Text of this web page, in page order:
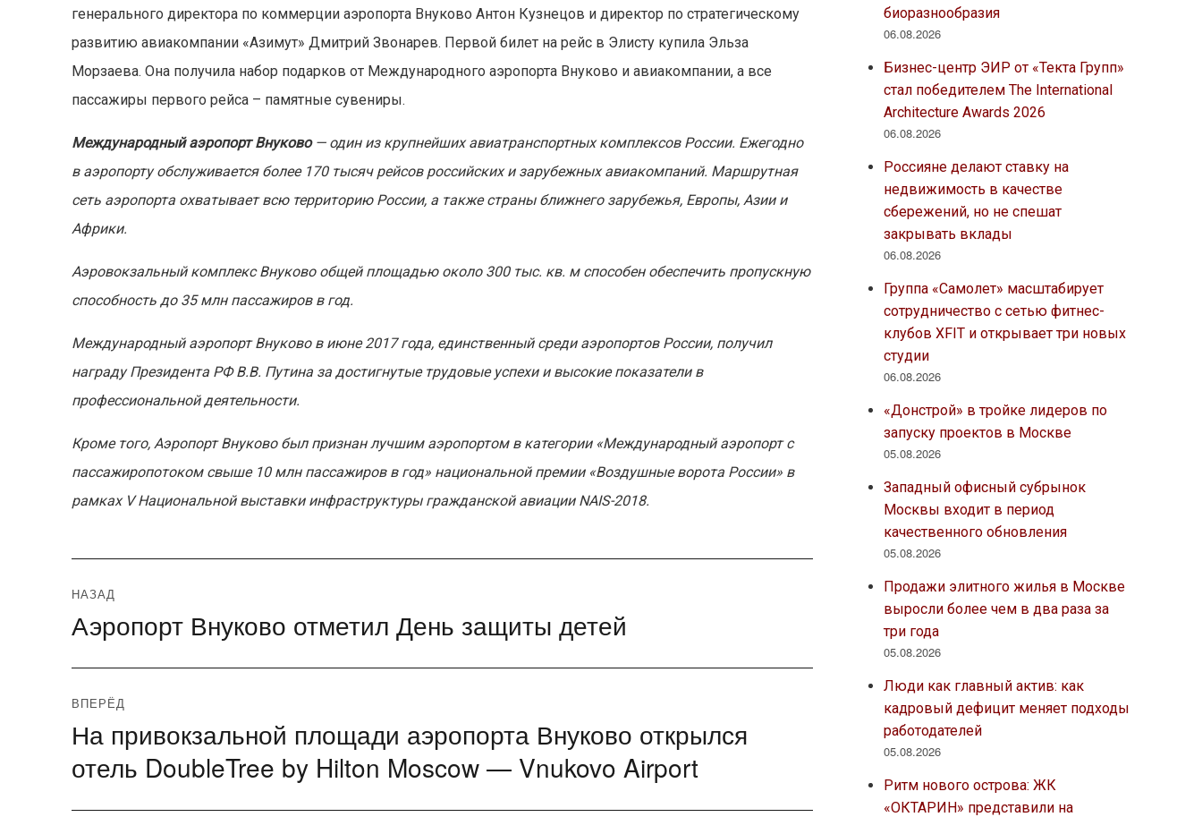
генерального директора по коммерции аэропорта Внуково Антон Кузнецов и директор по стратегическому
развитию авиакомпании «Азимут» Дмитрий Звонарев. Первой билет на рейс в Элисту купила Эльза
Морзаева. Она получила набор подарков от Международного аэропорта Внуково и авиакомпании, а все
пассажиры первого рейса – памятные сувениры.
Международный аэропорт Внуково— один из крупнейших авиатранспортных комплексов России. Ежегодно
в аэропорту обслуживается более 170 тысяч рейсов российских и зарубежных авиакомпаний. Маршрутная
сеть аэропорта охватывает всю территорию России, а также страны ближнего зарубежья, Европы, Азии и
Африки.
Аэровокзальный комплекс Внуково общей площадью около 300 тыс. кв. м способен обеспечить пропускную
способность до 35 млн пассажиров в год.
Международный аэропорт Внуково в июне 2017 года, единственный среди аэропортов России, получил
награду Президента РФ В.В. Путина за достигнутые трудовые успехи и высокие показатели в
профессиональной деятельности.
Кроме того, Аэропорт Внуково был признан лучшим аэропортом в категории «Международный аэропорт с
пассажиропотоком свыше 10 млн пассажиров в год» национальной премии «Воздушные ворота России» в
рамках V Национальной выставки инфраструктуры гражданской авиации NAIS-2018.
Навигация
по
записям
НАЗАД
Предыдущая
запись:
Аэропорт Внуково отметил День защиты детей
ВПЕРЁД
Следующая
На привокзальной площади аэропорта Внуково открылся
отель DoubleTree by Hilton Moscow — Vnukovo Airport
биоразнообразия
06.08.2026
Бизнес-центр ЭИР от «Текта Групп»
стал победителем The International
Architecture Awards 2026
06.08.2026
Россияне делают ставку на
недвижимость в качестве
сбережений, но не спешат
закрывать вклады
06.08.2026
Группа «Самолет» масштабирует
сотрудничество с сетью фитнес-
клубов XFIT и открывает три новых
студии
06.08.2026
«Донстрой» в тройке лидеров по
запуску проектов в Москве
05.08.2026
Западный офисный субрынок
Москвы входит в период
качественного обновления
05.08.2026
Продажи элитного жилья в Москве
выросли более чем в два раза за
три года
05.08.2026
Люди как главный актив: как
кадровый дефицит меняет подходы
работодателей
05.08.2026
Ритм нового острова: ЖК
«ОКТАРИН» представили на